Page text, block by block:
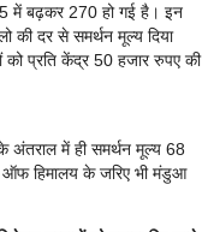
में बढ़कर 270 हो गई है। इन
की दर से समर्थन मूल्य दिया
को प्रति केंद्र 50 हजार रुपए की
में ही समर्थन मूल्य 68
ऑफ हिमालय के जरिए भी मंडुआ